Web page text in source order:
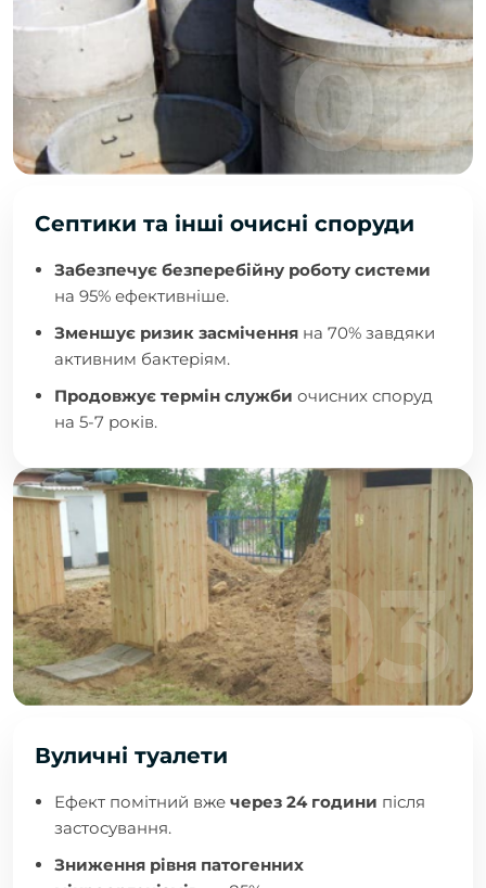
Септики та інші очисні споруди
Забезпечує безперебійну роботу системи
на 95% ефективніше.
Зменшує ризик засмічення на 70% завдяки
активним бактеріям.
Продовжує термін служби очисних споруд
на 5-7 років.
Вуличні туалети
Ефект помітний вже через 24 години після
застосування.
Зниження рівня патогенних